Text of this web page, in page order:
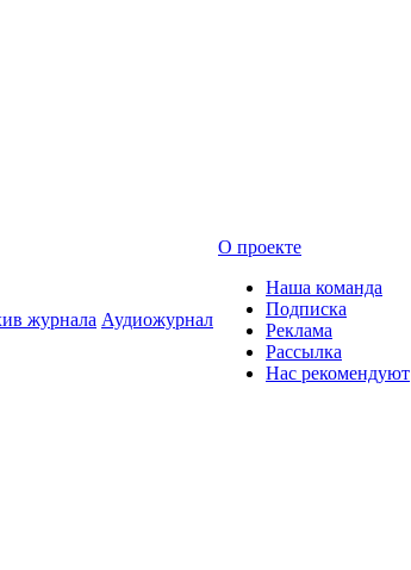
журнала Аудиожурнал
О проекте
Наша команда
Подписка
Реклама
Рассылка
Нас рекомендуют